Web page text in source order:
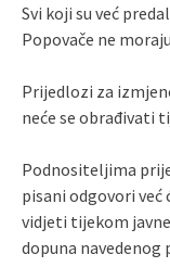
Svi koji su već
Popovače ne
Prijedlozi za
neće se obrađivati
Podnositeljima
pisani odgovori
vidjeti tijekom
dopuna navedenog